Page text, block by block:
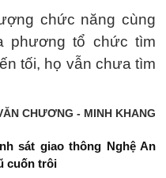
chức năng cùng
phương tổ chức tìm
tối, họ vẫn chưa tìm
CHƯƠNG - MINH KHANG
sát giao thông Nghệ An
cuốn trôi